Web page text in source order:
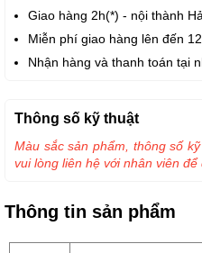
Giao hàng 2h(*) - nội thành
Miễn phí giao hàng lên đến
Nhận hàng và thanh toán tại
Thông tin sản phẩm
Thông số kỹ thuật
Màu sắc sản phẩm, thông số
vui lòng liên hệ với nhân viên để